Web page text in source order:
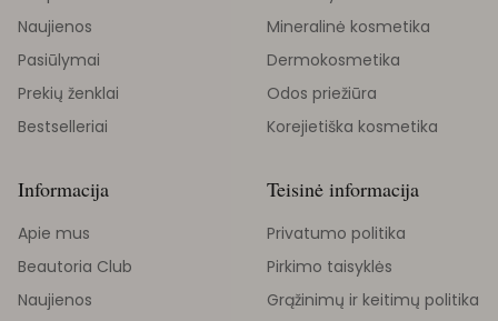
Naujienos
Pasiūlymai
Prekių ženklai
Bestselleriai
Mineralinė kosmetika
Dermokosmetika
Odos priežiūra
Korejietiška kosmetika
Informacija
Apie mus
Beautoria Club
Naujienos
Teisinė informacija
Privatumo politika
Pirkimo taisyklės
Grąžinimų ir keitimų politika